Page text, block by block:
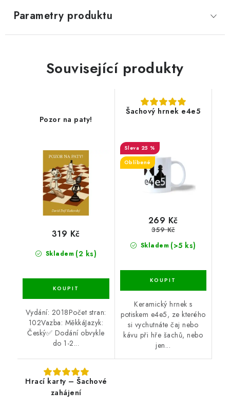
Parametry produktu
Související produkty
Pozor na paty!
Skladem (2 ks)
319 Kč
Vydání: 2018Počet stran:
102Vazba: MěkkáJazyk:
Český✅ Dodání obvykle
do 1-2...
Šachový hrnek e4e5
25 %
Oblíbené
Skladem (>5 ks)
269 Kč
359 Kč
Keramický hrnek s
potiskem e4e5, ze kterého
si vychutnáte čaj nebo
kávu při hře šachů, nebo
jen...
Hrací karty – Šachové
zahájení